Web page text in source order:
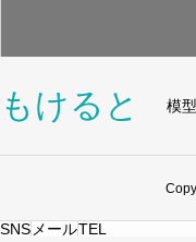
もけると 模
SNS メールTEL